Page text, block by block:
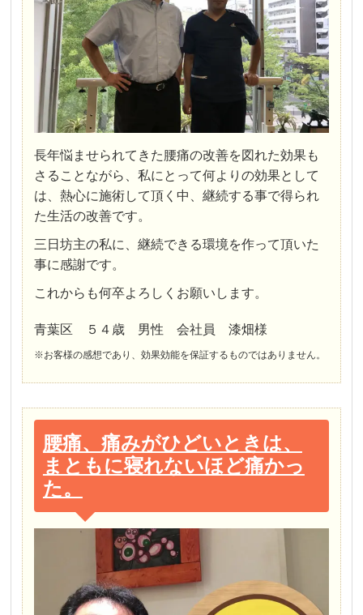
長年悩ませられてきた腰痛の改善を図れた効果も
さることながら、私にとって何よりの効果として
は、熱心に施術して頂く中、継続する事で得られ
た生活の改善です。
三日坊主の私に、継続できる環境を作って頂いた
事に感謝です。
これからも何卒よろしくお願いします。
青葉区 ５４歳 男性 会社員 漆畑様
※お客様の感想であり、効果効能を保証するものではありません。
腰痛、痛みがひどいときは、
まともに寝れないほど痛かっ
た。